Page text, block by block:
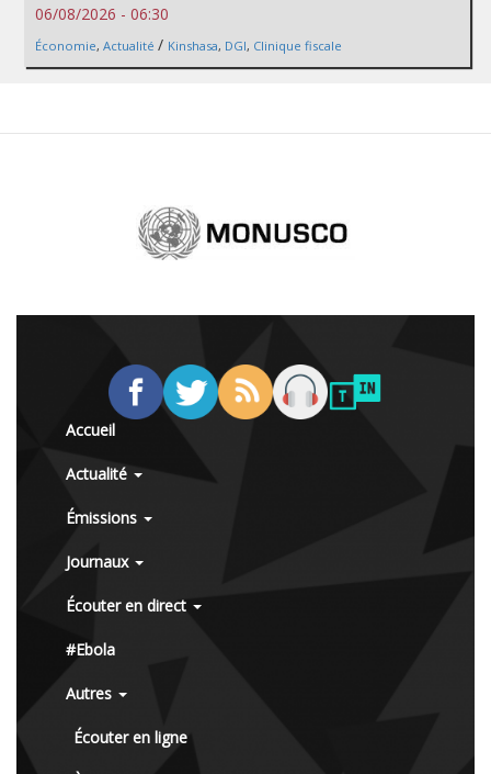
06/08/2026 - 06:30
Économie, Actualité / Kinshasa, DGI, Clinique fiscale
Accueil
Actualité
Émissions
Journaux
Écouter en direct
#Ebola
Autres
Écouter en ligne